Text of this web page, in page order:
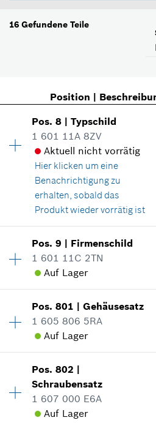
16 Gefundene Teile
Position |
Pos.8 |Typschild
1 601 11A 8ZV
Aktuell nicht vorrätig
Hier klicken um eine
Benachrichtigung zu
erhalten, sobald das
Produkt wieder vorrätig ist
Verfügbarkeit 1
Preisgruppe : 13
Ersatzteilinformationen
Verwendungsnachweis
In Darstellung zeigen
2.40 CHF*
Pos.9 | Firmenschild
1 601 11C 2TN
Auf Lager
Preisgruppe:13
Ersatzteilinformationen
Pos.801 |Gehäusesatz
1 605 806 5RA
Auf Lager
Preisgruppe
Ersatzteilinformationen
Verwendungsnachweis
Pos.802 |
Schraubensatz
1 607 000 E6A
Auf Lager